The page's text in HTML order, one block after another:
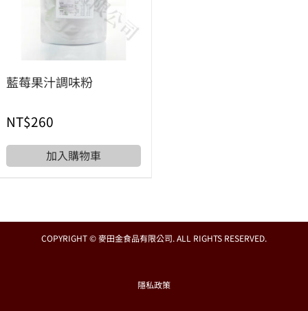
藍莓果汁調味粉
NT$260
加入購物車
COPYRIGHT © 麥田金食品有限公司. ALL RIGHTS RESERVED.
隱私政策